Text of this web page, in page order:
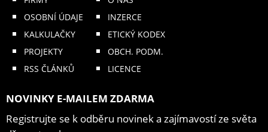
OSOBNÍ ÚDAJE
KALKULAČKY
PROJEKTY
RSS ČLÁNKŮ
INZERCE
ETICKÝ KODEX
OBCH. PODM.
LICENCE
NOVINKY E-MAILEM ZDARMA
Registrujte se k odběru novinek a zajímavostí ze světa